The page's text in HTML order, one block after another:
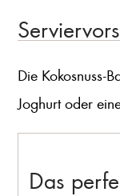
Die Kokosnuss-
Joghurt oder
Das